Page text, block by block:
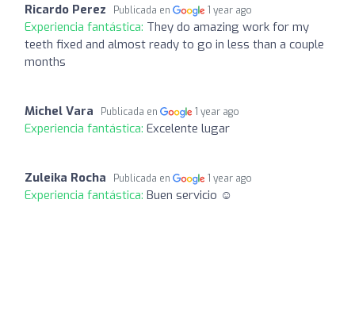
Ricardo Perez Publicada en 1 year ago
Experiencia fantástica: They do amazing work for my
teeth fixed and almost ready to go in less than a couple
months
Michel Vara Publicada en 1 year ago
Experiencia fantástica: Excelente lugar
Zuleika Rocha Publicada en 1 year ago
Experiencia fantástica: Buen servicio ☺️